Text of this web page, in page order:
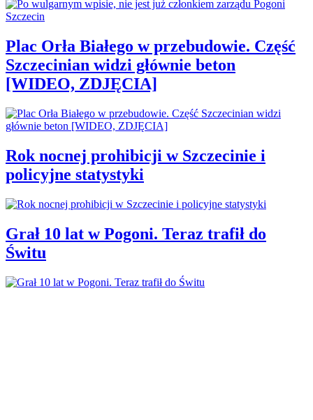
Plac Orła Białego w przebudowie. Część
Szczecinian widzi głównie beton
[WIDEO, ZDJĘCIA]
Rok nocnej prohibicji w Szczecinie i
policyjne statystyki
Grał 10 lat w Pogoni. Teraz trafił do
Świtu